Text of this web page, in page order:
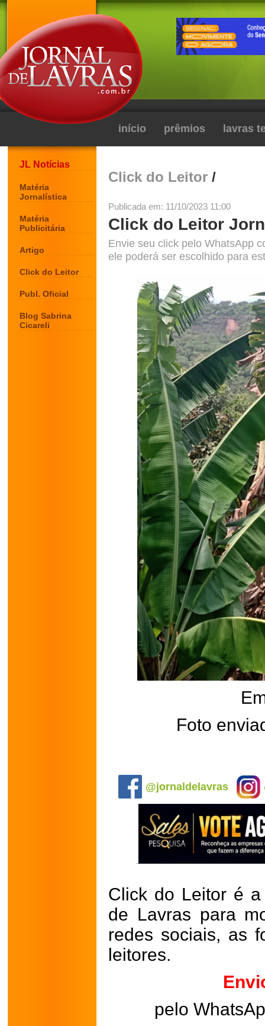
início prêmios lavras
JL Notícias
Matéria
Jornalística
Matéria
Publicitária
Artigo
Click do Leitor
Publ. Oficial
Blog Sabrina
Cicareli
Click do Leitor /
Publicada em: 11/10/2023 11:00
Click do Leitor
Envie seu click pelo WhatsApp
ele poderá ser escolhido para
Foto
@jornaldelavras
Click do Leitor é
de Lavras para
redes sociais, as
leitores.
pelo